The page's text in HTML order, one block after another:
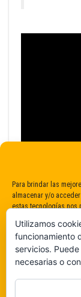
Para brindar las
almacenar y/o
estas tecnologías nos
consentimiento
funciones.
Utilizamos
funcionamiento
servicios.
necesarias o